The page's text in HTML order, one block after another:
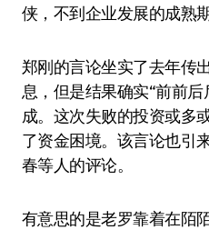
侠，不到企业发展的成熟
郑刚的言论坐实了去年传
息，但是结果确实“前前
成。这次失败的投资或多
了资金困境。该言论也引
春等人的评论。
有意思的是老罗靠着在陌